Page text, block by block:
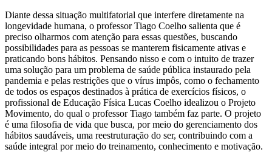
Diante dessa situação multifatorial que interfere diretamente na
longevidade humana, o professor Tiago Coelho salienta que é
preciso olharmos com atenção para essas questões, buscando
possibilidades para as pessoas se manterem fisicamente ativas e
praticando bons hábitos. Pensando nisso e com o intuito de trazer
uma solução para um problema de saúde pública instaurado pela
pandemia e pelas restrições que o vírus impôs, como o fechamento
de todos os espaços destinados à prática de exercícios físicos, o
profissional de Educação Física Lucas Coelho idealizou o Projeto
Movimento, do qual o professor Tiago também faz parte. O projeto
é uma filosofia de vida que busca, por meio do gerenciamento dos
hábitos saudáveis, uma reestruturação do ser, contribuindo com a
saúde integral por meio do treinamento, conhecimento e motivação.